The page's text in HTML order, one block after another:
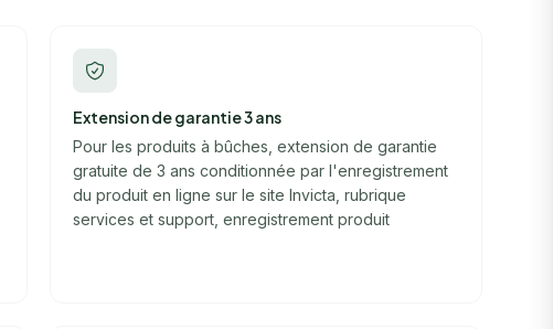
Extension de garantie 3 ans
Pour les produits à bûches, extension de garantie
gratuite de 3 ans conditionnée par l'enregistrement
du produit en ligne sur le site Invicta, rubrique
services et support, enregistrement produit